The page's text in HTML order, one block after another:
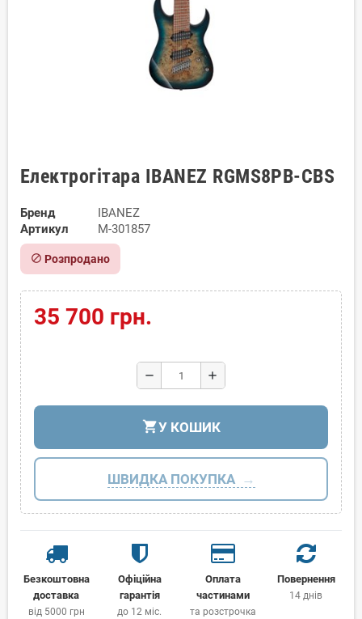
Електрогітара IBANEZ RGMS8PB-CBS
Бренд
IBANEZ
Артикул
M-301857
block Розпродано
35 700 грн.
remove add
shopping_cartУ КОШИК
ШВИДКА ПОКУПКА
Безкоштовна
доставка
від 5000 грн
Офіційна
гарантія
до 12 міс.
Оплата
частинами
та розстрочка
Повернення
14 днів